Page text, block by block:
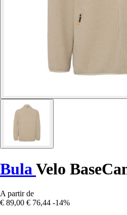
Bula Velo
A partir de
€ 89,00 € 76,44 -14%